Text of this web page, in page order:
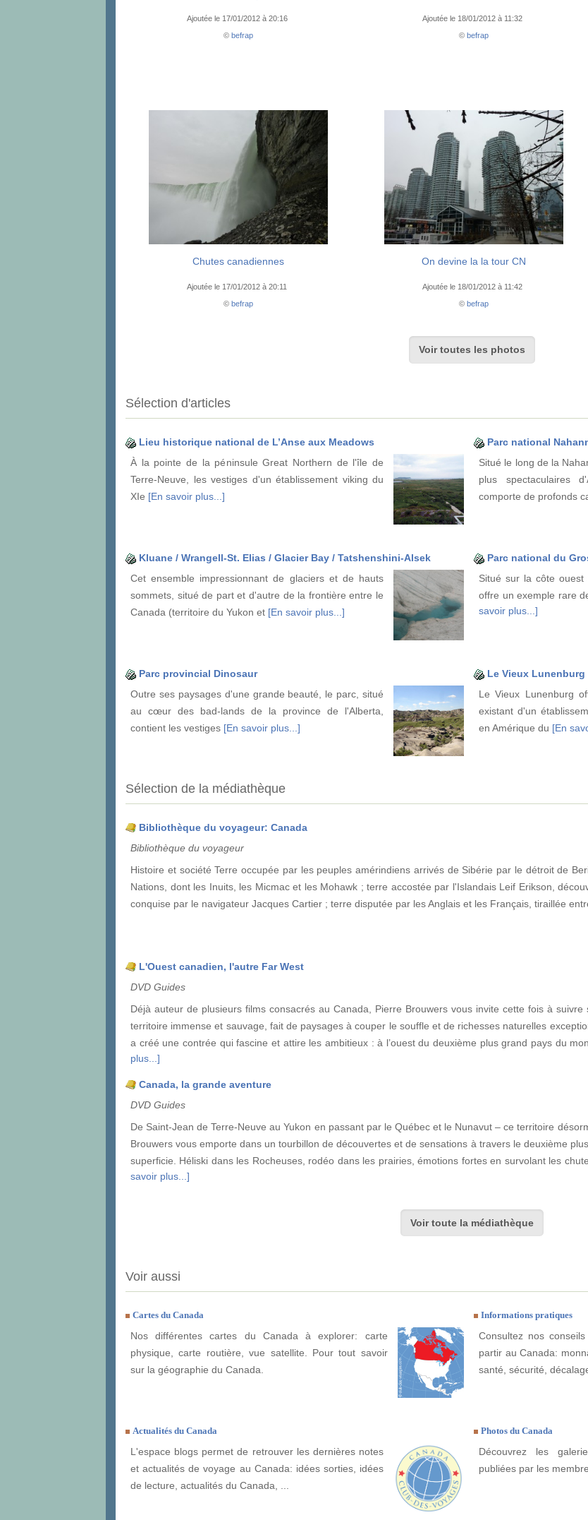
Ajoutée le 17/01/2012 à 20:16
© befrap
Ajoutée le 18/01/2012 à 11:32
© befrap
Chutes canadiennes
Ajoutée le 17/01/2012 à 20:11
© befrap
On devine la la tour CN
Ajoutée le 18/01/2012 à 11:42
© befrap
Voir toutes les photos
Sélection d'articles
Lieu historique national de L’Anse aux Meadows
À la pointe de la péninsule Great Northern de l'île de
Terre-Neuve, les vestiges d'un établissement viking du
XIe [En savoir plus...]
Parc national
Situé le long de la
plus spectaculaires
comporte de profonds
Kluane / Wrangell-St. Elias / Glacier Bay / Tatshenshini-Alsek
Cet ensemble impressionnant de glaciers et de hauts
sommets, situé de part et d'autre de la frontière entre le
Canada (territoire du Yukon et [En savoir plus...]
Parc national du
Situé sur la côte
offre un exemple rare
savoir plus...]
Parc provincial Dinosaur
Outre ses paysages d'une grande beauté, le parc, situé
au cœur des bad-lands de la province de l'Alberta,
contient les vestiges [En savoir plus...]
Le Vieux Lunenburg
Le Vieux Lunenburg
existant d'un
en Amérique du [En
Sélection de la médiathèque
Bibliothèque du voyageur: Canada
Bibliothèque du voyageur
Histoire et société Terre occupée par les peuples amérindiens arrivés de Sibérie par le détroit de
Nations, dont les Inuits, les Micmac et les Mohawk ; terre accostée par l'Islandais Leif Erikson,
conquise par le navigateur Jacques Cartier ; terre disputée par les Anglais et les Français, tiraillée
L'Ouest canadien, l'autre Far West
DVD Guides
Déjà auteur de plusieurs films consacrés au Canada, Pierre Brouwers vous invite cette fois à suivre
territoire immense et sauvage, fait de paysages à couper le souffle et de richesses naturelles
a créé une contrée qui fascine et attire les ambitieux : à l’ouest du deuxième plus grand pays du
plus...]
Canada, la grande aventure
DVD Guides
De Saint-Jean de Terre-Neuve au Yukon en passant par le Québec et le Nunavut – ce territoire
Brouwers vous emporte dans un tourbillon de découvertes et de sensations à travers le deuxième
superficie. Héliski dans les Rocheuses, rodéo dans les prairies, émotions fortes en survolant les
savoir plus...]
Voir toute la médiathèque
Voir aussi
Cartes du Canada
Nos différentes cartes du Canada à explorer: carte
physique, carte routière, vue satellite. Pour tout savoir
sur la géographie du Canada.
Informations pratiques
Consultez nos
partir au Canada:
santé, sécurité,
Actualités du Canada
L'espace blogs permet de retrouver les dernières notes
et actualités de voyage au Canada: idées sorties, idées
de lecture, actualités du Canada, ...
Photos du Canada
Découvrez les
publiées par les